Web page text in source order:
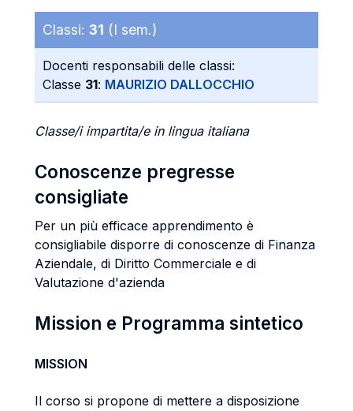
Classi: 31 (I sem.)
Docenti responsabili delle classi:
Classe 31: MAURIZIO DALLOCCHIO
Classe/i impartita/e in lingua italiana
Conoscenze pregresse
consigliate
Per un più efficace apprendimento è
consigliabile disporre di conoscenze di Finanza
Aziendale, di Diritto Commerciale e di
Valutazione d'azienda
Mission e Programma sintetico
MISSION
Il corso si propone di mettere a disposizione